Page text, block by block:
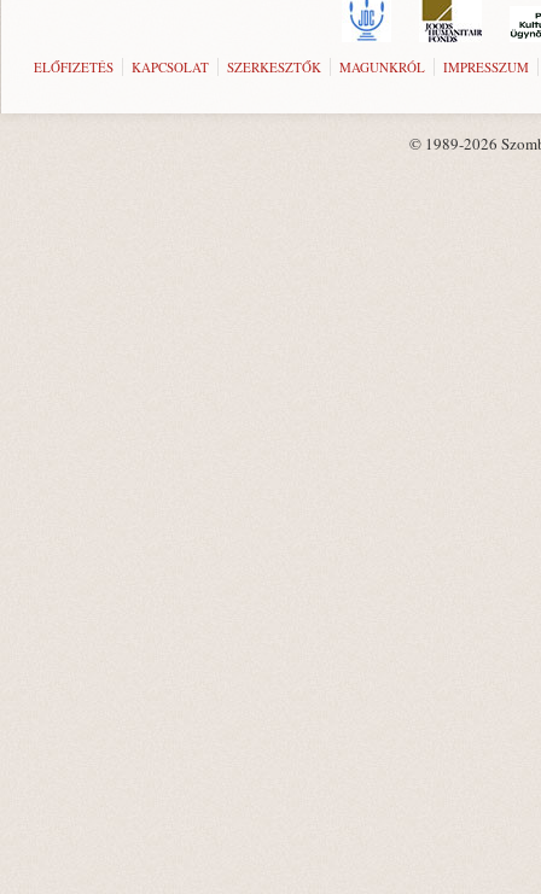
ELŐFIZETÉS KAPCSOLAT SZERKESZTŐK MAGUNKRÓL IMPRESSZUM
© 1989-2026